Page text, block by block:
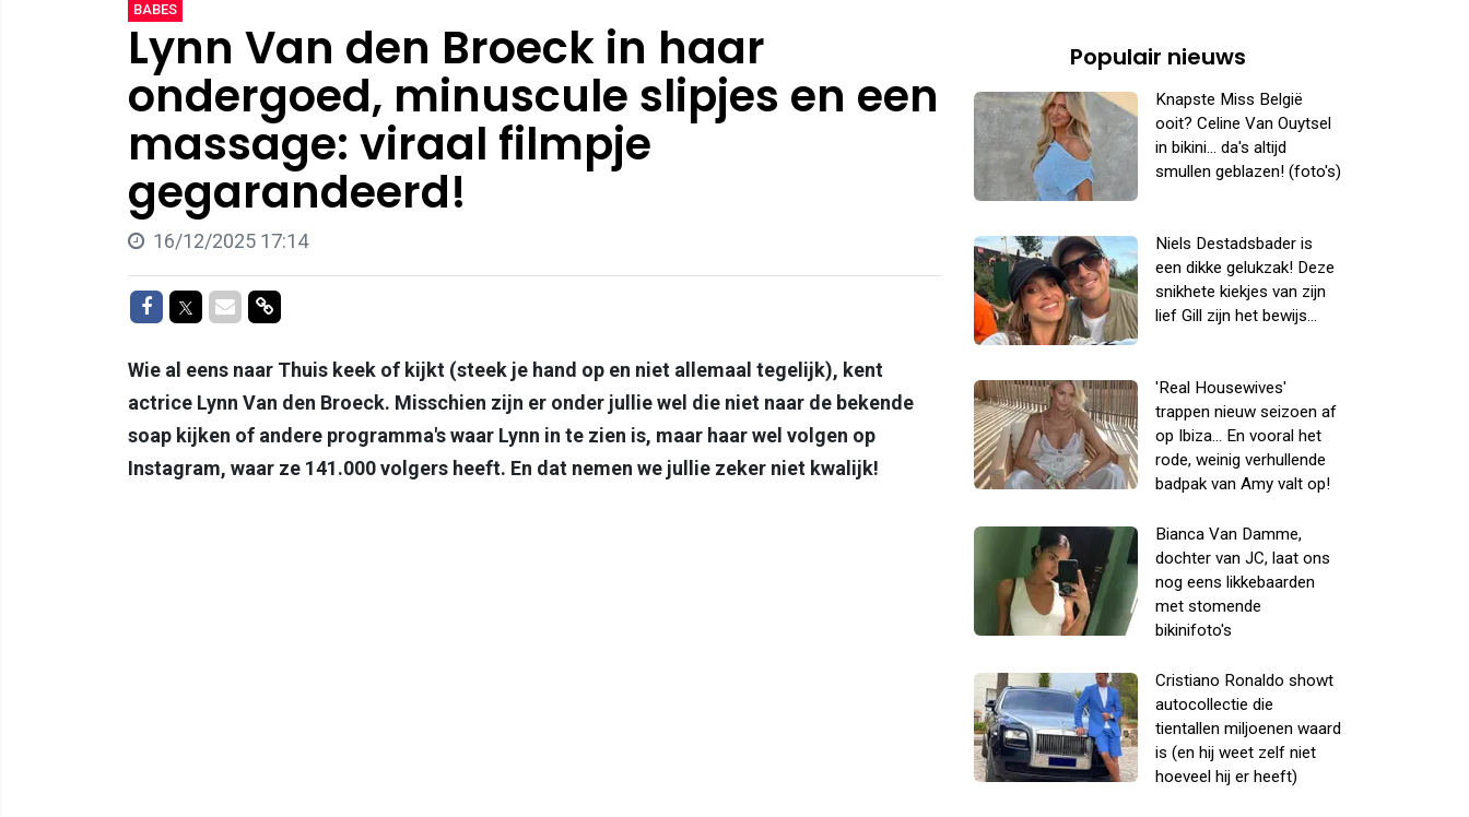
BABES
Lynn Van den Broeck in haar
ondergoed, minuscule slipjes en een
massage: viraal filmpje
gegarandeerd!
16/12/2025 17:14
Delen op Facebook
Delen op Twitter
Delen via Mail
Delen via link
Wie al eens naar Thuis keek of kijkt (steek je hand op en niet allemaal tegelijk), kent
actrice Lynn Van den Broeck. Misschien zijn er onder jullie wel die niet naar de bekende
soap kijken of andere programma's waar Lynn in te zien is, maar haar wel volgen op
Instagram, waar ze 141.000 volgers heeft. En dat nemen we jullie zeker niet kwalijk!
Populair nieuws
Knapste Miss België
ooit? Celine Van Ouytsel
in bikini... da's altijd
smullen geblazen! (foto's)
Niels Destadsbader is
een dikke gelukzak! Deze
snikhete kiekjes van zijn
lief Gill zijn het bewijs...
'Real Housewives'
trappen nieuw seizoen af
op Ibiza... En vooral het
rode, weinig verhullende
badpak van Amy valt op!
Bianca Van Damme,
dochter van JC, laat ons
nog eens likkebaarden
met stomende
bikinifoto's
Cristiano Ronaldo showt
autocollectie die
tientallen miljoenen waard
is (en hij weet zelf niet
hoeveel hij er heeft)